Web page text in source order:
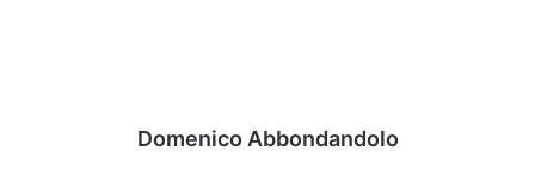
Domenico Abbondandolo